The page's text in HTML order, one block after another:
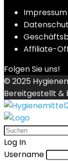
Impressum
Affiliate-
Folgen Sie uns!
© 2025
Bereitgestellt &
Log In
Username